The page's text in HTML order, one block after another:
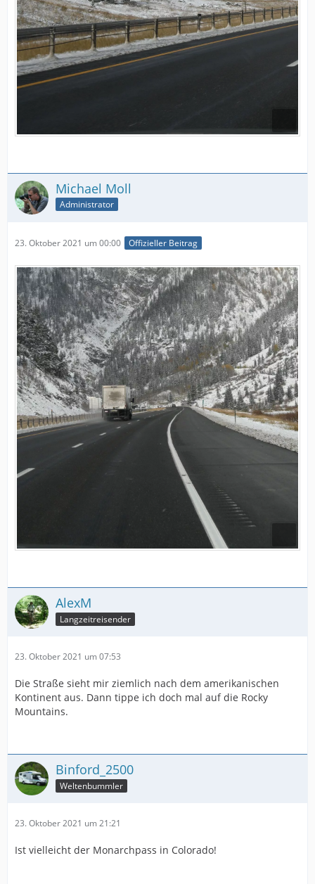
Michael Moll
Administrator
23. Oktober 2021 um 00:00 Offizieller Beitrag
AlexM
Langzeitreisender
23. Oktober 2021 um 07:53
Die Straße sieht mir ziemlich nach dem amerikanischen
Kontinent aus. Dann tippe ich doch mal auf die Rocky
Mountains.
Binford_2500
Weltenbummler
23. Oktober 2021 um 21:21
Ist vielleicht der Monarchpass in Colorado!